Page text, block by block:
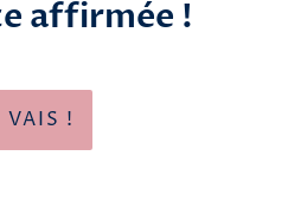
affirmée !
VAIS !